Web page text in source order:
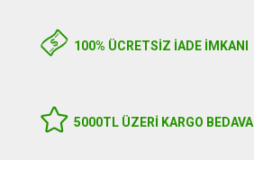
100% ÜCRETSİZ İADE İMKANI
5000TL ÜZERI KARGO BEDAVA